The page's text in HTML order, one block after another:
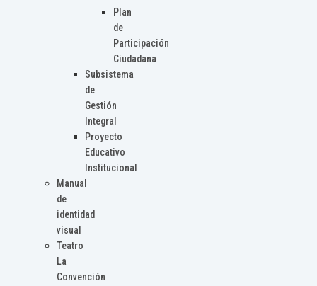
Plan
de
Participación
Ciudadana
Subsistema
de
Gestión
Integral
Proyecto
Educativo
Institucional
Manual
de
identidad
visual
Teatro
La
Convención